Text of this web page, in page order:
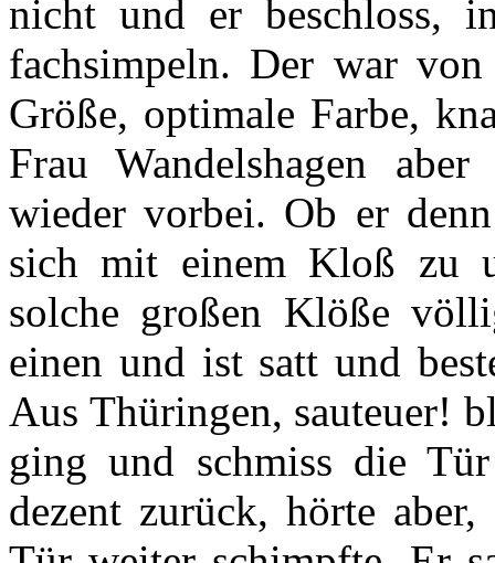
nicht und er beschloss,
fachsimpeln. Der war
Größe, optimale Farbe,
Frau Wandelshagen
wieder vorbei. Ob er
sich mit einem Kloß zu
solche großen Klöße
einen und ist satt und
Aus Thüringen, sauteuer!
ging und schmiss die
dezent zurück, hörte aber,